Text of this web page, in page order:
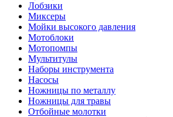
Лобзики
Миксеры
Мойки высокого давления
Мотоблоки
Мотопомпы
Мультитулы
Наборы инструмента
Насосы
Ножницы по металлу
Ножницы для травы
Отбойные молотки